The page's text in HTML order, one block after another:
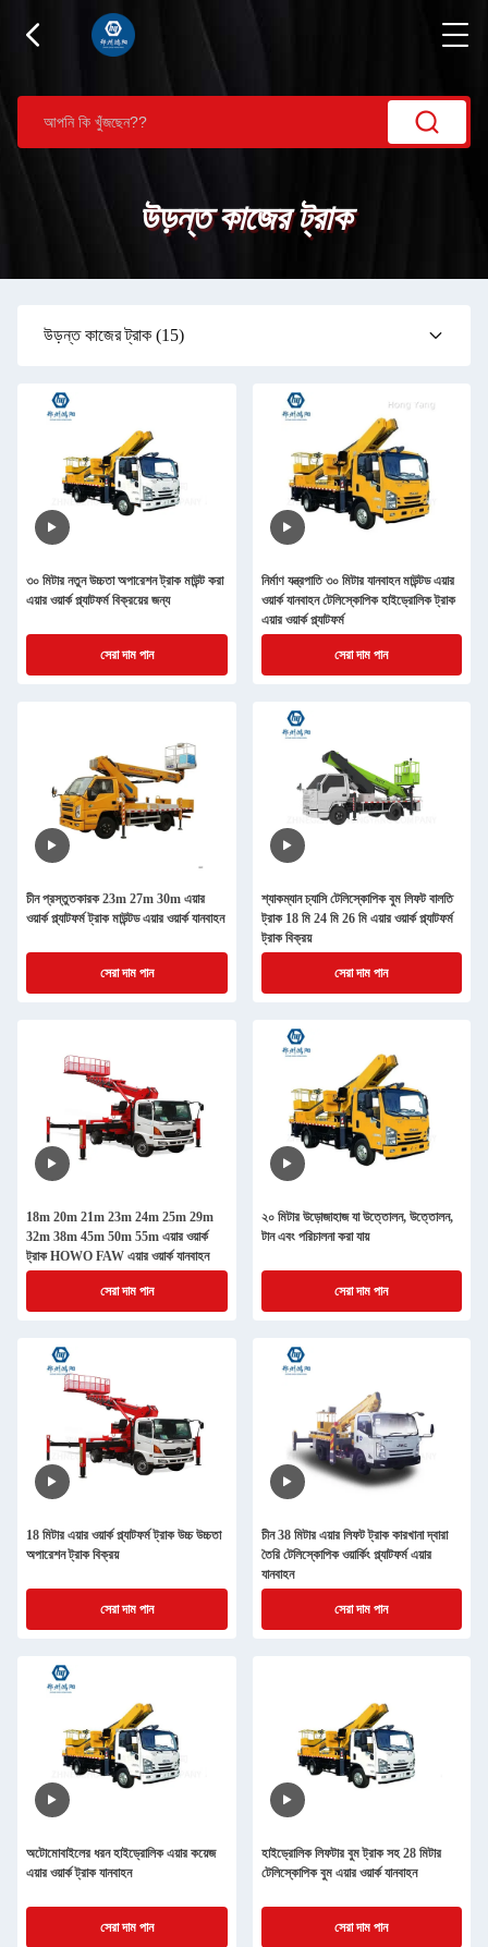
উড়ন্ত কাজের ট্রাক
উড়ন্ত কাজের ট্রাক (15)
৩০ মিটার নতুন উচ্চতা অপারেশন ট্রাক মাউন্ট করা
এয়ার ওয়ার্ক প্ল্যাটফর্ম বিক্রয়ের জন্য
সেরা দাম পান
নির্মাণ যন্ত্রপাতি ৩০ মিটার যানবাহন মাউন্টড এয়ার
ওয়ার্ক যানবাহন টেলিস্কোপিক হাইড্রোলিক ট্রাক
এয়ার ওয়ার্ক প্ল্যাটফর্ম
সেরা দাম পান
চীন প্রস্তুতকারক 23m 27m 30m এয়ার
ওয়ার্ক প্ল্যাটফর্ম ট্রাক মাউন্টড এয়ার ওয়ার্ক যানবাহন
সেরা দাম পান
শ্যাকম্যান চ্যাসি টেলিস্কোপিক বুম লিফট বালতি
ট্রাক 18 মি 24 মি 26 মি এয়ার ওয়ার্ক প্ল্যাটফর্ম
ট্রাক বিক্রয়
সেরা দাম পান
18m 20m 21m 23m 24m 25m 29m
32m 38m 45m 50m 55m এয়ার ওয়ার্ক
ট্রাক HOWO FAW এয়ার ওয়ার্ক যানবাহন
সেরা দাম পান
২০ মিটার উড়োজাহাজ যা উত্তোলন, উত্তোলন,
টান এবং পরিচালনা করা যায়
সেরা দাম পান
18 মিটার এয়ার ওয়ার্ক প্ল্যাটফর্ম ট্রাক উচ্চ উচ্চতা
অপারেশন ট্রাক বিক্রয়
সেরা দাম পান
চীন 38 মিটার এয়ার লিফট ট্রাক কারখানা দ্বারা
তৈরি টেলিস্কোপিক ওয়ার্কিং প্ল্যাটফর্ম এয়ার
যানবাহন
সেরা দাম পান
অটোমোবাইলের ধরন হাইড্রোলিক এয়ার কয়েজ
এয়ার ওয়ার্ক ট্রাক যানবাহন
সেরা দাম পান
হাইড্রোলিক লিফটার বুম ট্রাক সহ 28 মিটার
টেলিস্কোপিক বুম এয়ার ওয়ার্ক যানবাহন
সেরা দাম পান